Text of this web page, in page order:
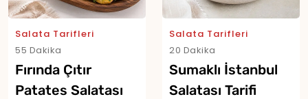
Salata Tarifleri
55 Dakika
Fırında Çıtır
Patates Salatası
Salata Tarifleri
20 Dakika
Sumaklı İstanbul
Salatası Tarifi